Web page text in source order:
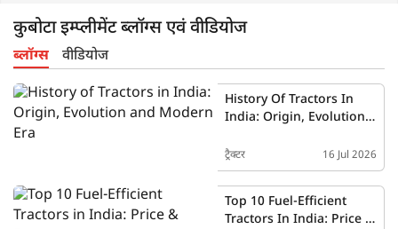
कुबोटा इम्प्लीमेंट ब्लॉग्स एवं वीडियोज
ब्लॉग्स वीडियोज
History Of Tractors In
India: Origin, Evolution
ट्रैक्टर 16 Jul 2026
Top 10 Fuel-Efficient
Tractors In India: Price &